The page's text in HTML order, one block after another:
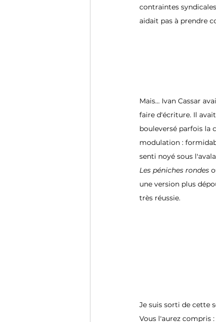
contraintes
aidait pas à prendre
Mais... Ivan Cassar
faire d'écriture. Il
bouleversé parfois la
modulation :
senti noyé sous
Les péniches rondes
une version plus
très réussie.
Je suis sorti de cette
Vous l'aurez compris